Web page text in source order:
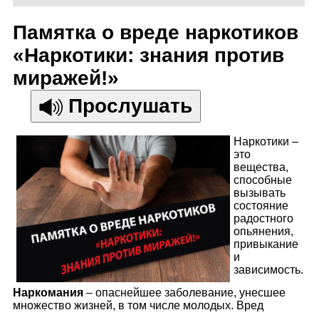
Памятка о вреде наркотиков
«Наркотики: знания против
миражей!»
Прослушать
Наркотики –
это
вещества,
способные
вызывать
состояние
радостного
опьянения,
привыкание
и
зависимость.
Наркомания – опаснейшее заболевание, унесшее
множество жизней, в том числе молодых. Вред